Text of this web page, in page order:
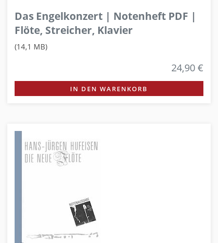
Das Engelkonzert | Notenheft PDF |
Flöte, Streicher, Klavier
(14,1 MB)
24,90 €
IN DEN WARENKORB